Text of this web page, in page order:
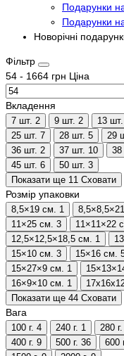
Подарунки
Подарунки
Новорічні
Фільтр
54 - 1664 грн Ціна
Вкладення
7 шт. 2 9 шт. 2 13 шт.
25 шт. 7 28 шт. 5 29
36 шт. 2 37 шт. 10 38
45 шт. 6 50 шт. 3
Показати ще 11 Сховати
Розмір упаковки
8,5×19 см. 1
11×25 см. 3 11×11×22
12,5×12,5×18,5 см. 1
15×10 см. 3 15×16 см.
15×27×9 см. 1
16×9×10 см. 1
Показати ще 44 Сховати
Вага
100 г. 4 240 г. 1 280 г.
400 г. 9 500 г. 36 600